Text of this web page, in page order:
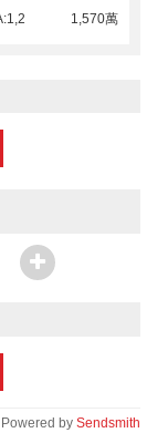
1,570萬
Powered by Sendsmith